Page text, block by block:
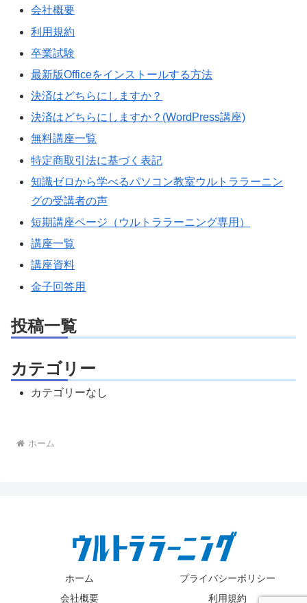
会社概要
利用規約
卒業試験
最新版Officeをインストールする方法
決済はどちらにしますか？
決済はどちらにしますか？(WordPress講座)
無料講座一覧
特定商取引法に基づく表記
知識ゼロから学べるパソコン教室ウルトララーニン
グの受講者の声
短期講座ページ（ウルトララーニング専用）
講座一覧
講座資料
金子回答用
投稿一覧
カテゴリー
カテゴリーなし
ホーム
ホーム
プライバシーポリシー
会社概要
利用規約